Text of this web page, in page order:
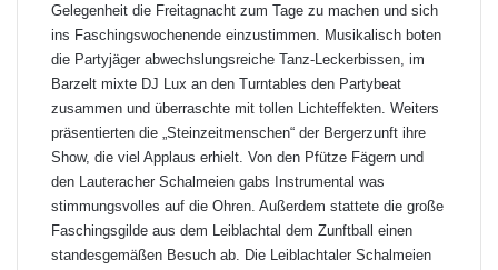
Gelegenheit die Freitagnacht zum Tage zu machen und sich
ins Faschingswochenende einzustimmen. Musikalisch boten
die Partyjäger abwechslungsreiche Tanz-Leckerbissen, im
Barzelt mixte DJ Lux an den Turntables den Partybeat
zusammen und überraschte mit tollen Lichteffekten. Weiters
präsentierten die „Steinzeitmenschen“ der Bergerzunft ihre
Show, die viel Applaus erhielt. Von den Pfütze Fägern und
den Lauteracher Schalmeien gabs Instrumental was
stimmungsvolles auf die Ohren. Außerdem stattete die große
Faschingsgilde aus dem Leiblachtal dem Zunftball einen
standesgemäßen Besuch ab. Die Leiblachtaler Schalmeien